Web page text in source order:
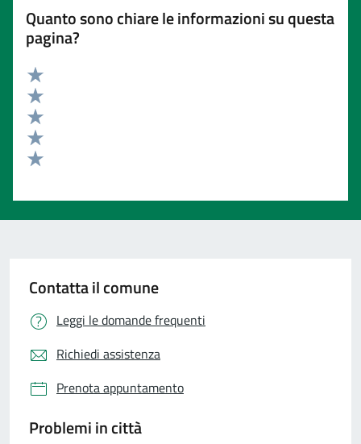
Quanto sono chiare le informazioni su questa
pagina?
Valuta 5 stelle su 5
Valuta 4 stelle su 5
Valuta 3 stelle su 5
Valuta 2 stelle su 5
Contatta il comune
Leggi le domande frequenti
Richiedi assistenza
Prenota appuntamento
Problemi in città